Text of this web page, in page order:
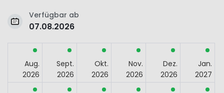
Verfügbar ab
07.08.2026
Aug.
2026
Sept.
2026
Okt.
2026
Nov.
2026
Dez.
2026
Jan.
2027